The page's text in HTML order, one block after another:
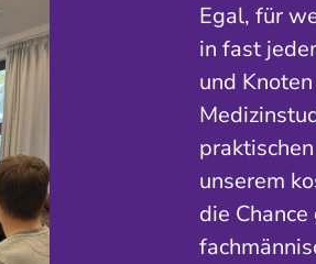
Egal, für
in fast
und
unserem
die